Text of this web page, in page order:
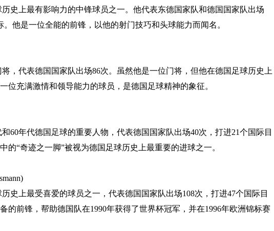
上最有影响力的中锋球员之一。他代表东德国家队和德国国家队出场
。他是一位全能的前锋，以他的射门技巧和头球能力而闻名。
代表德国国家队出场86次。虽然他是一位门将，但他在德国足球历史上
位充满激情和领导能力的球员，是德国足球精神的象征。
年代德国足球的重要人物，代表德国国家队出场40次，打进21个国际目
的“奇迹之一脚”被视为德国足球历史上最重要的进球之一。
上最受喜爱的球员之一，代表德国国家队出场108次，打进47个国际目
的前锋，帮助德国队在1990年获得了世界杯冠军，并在1996年欧洲锦标赛